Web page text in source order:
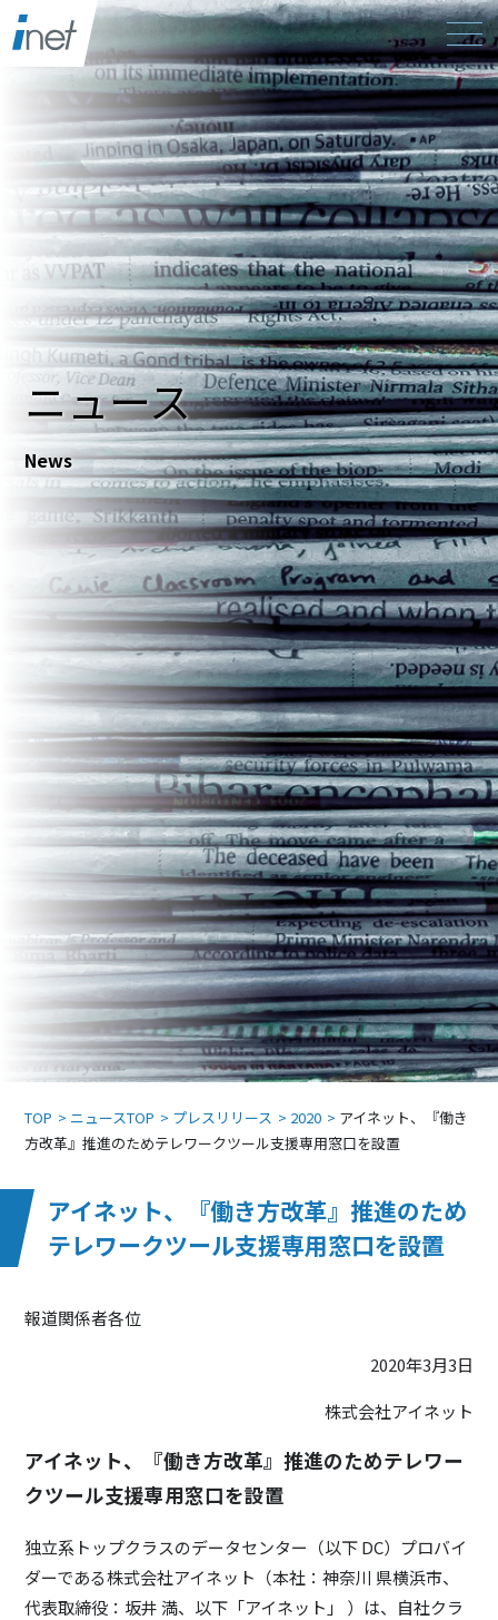
ニュース
News
TOP ニュースTOP プレスリリース 2020
アイネット、『働き
方改革』推進のためテレワークツール支援専用窓口を設置
アイネット、『働き方改革』推進のため
テレワークツール支援専用窓口を設置
報道関係者各位
2020年3月3日
株式会社アイネット
アイネット、『働き方改革』推進のためテレワー
クツール支援専用窓口を設置
独立系トップクラスのデータセンター（以下 DC）プロバイ
ダーである株式会社アイネット（本社：神奈川 県横浜市、
代表取締役：坂井 満、以下「アイネット」 ）は、自社クラ